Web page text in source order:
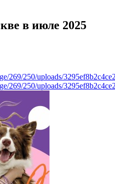
в июле 2025
269/250/uploads/
269/250/uploads/